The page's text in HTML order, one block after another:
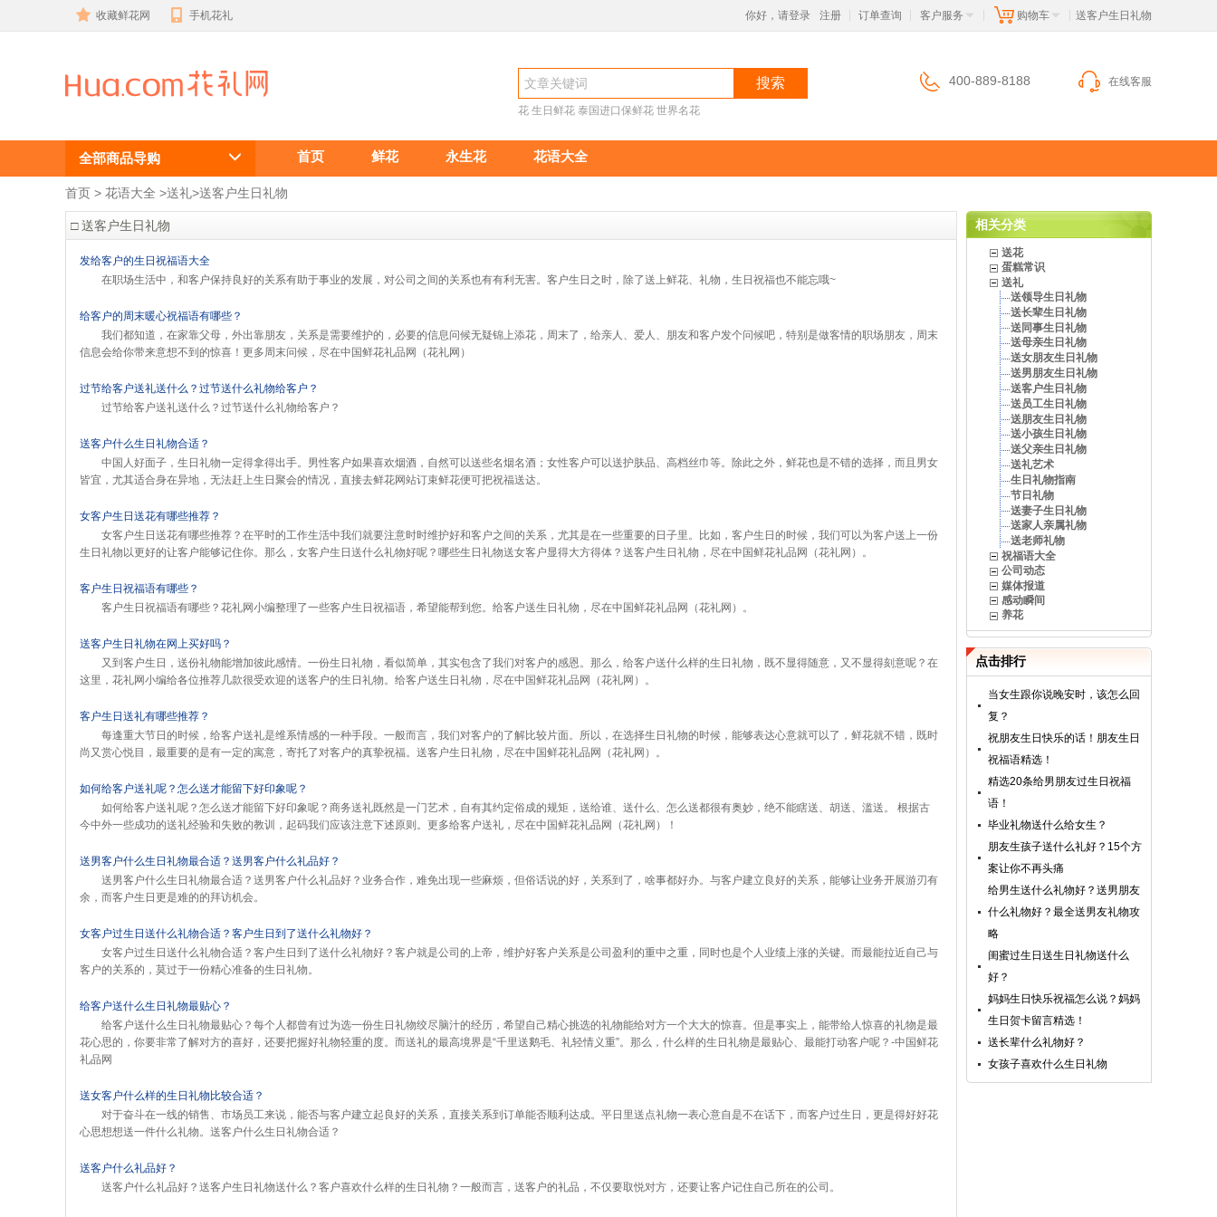
收藏鲜花网 手机花礼 你好，请登录 注册 订单查询 客户服务 购物车 送客户生日礼物
送客户生日礼
物
搜索
花 生日鲜花 泰国进口保鲜花 世界名花
400-889-8188 在线客服
全部商品导购 首页 鲜花 永生花 花语大全
首页 > 花语大全 >送礼>送客户生日礼物
□ 送客户生日礼物
发给客户的生日祝福语大全
在职场生活中，和客户保持良好的关系有助于事业的发展，对公司之间的关系也有有利无害。客户生日之时，除了送上鲜花、礼物，生日祝福也不能忘哦~
给客户的周末暖心祝福语有哪些？
我们都知道，在家靠父母，外出靠朋友，关系是需要维护的，必要的信息问候无疑锦上添花，周末了，给亲人、爱人、朋友和客户发个问候吧，特别是做客情的职场朋友，周末
信息会给你带来意想不到的惊喜！更多周末问候，尽在中国鲜花礼品网（花礼网）
过节给客户送礼送什么？过节送什么礼物给客户？
过节给客户送礼送什么？过节送什么礼物给客户？
送客户什么生日礼物合适？
中国人好面子，生日礼物一定得拿得出手。男性客户如果喜欢烟酒，自然可以送些名烟名酒；女性客户可以送护肤品、高档丝巾等。除此之外，鲜花也是不错的选择，而且男女
皆宜，尤其适合身在异地，无法赶上生日聚会的情况，直接去鲜花网站订束鲜花便可把祝福送达。
女客户生日送花有哪些推荐？
女客户生日送花有哪些推荐？在平时的工作生活中我们就要注意时时维护好和客户之间的关系，尤其是在一些重要的日子里。比如，客户生日的时候，我们可以为客户送上一份
生日礼物以更好的让客户能够记住你。那么，女客户生日送什么礼物好呢？哪些生日礼物送女客户显得大方得体？送客户生日礼物，尽在中国鲜花礼品网（花礼网）。
客户生日祝福语有哪些？
客户生日祝福语有哪些？花礼网小编整理了一些客户生日祝福语，希望能帮到您。给客户送生日礼物，尽在中国鲜花礼品网（花礼网）。
送客户生日礼物在网上买好吗？
又到客户生日，送份礼物能增加彼此感情。一份生日礼物，看似简单，其实包含了我们对客户的感恩。那么，给客户送什么样的生日礼物，既不显得随意，又不显得刻意呢？在
这里，花礼网小编给各位推荐几款很受欢迎的送客户的生日礼物。给客户送生日礼物，尽在中国鲜花礼品网（花礼网）。
客户生日送礼有哪些推荐？
每逢重大节日的时候，给客户送礼是维系情感的一种手段。一般而言，我们对客户的了解比较片面。所以，在选择生日礼物的时候，能够表达心意就可以了，鲜花就不错，既时
尚又赏心悦目，最重要的是有一定的寓意，寄托了对客户的真挚祝福。送客户生日礼物，尽在中国鲜花礼品网（花礼网）。
如何给客户送礼呢？怎么送才能留下好印象呢？
如何给客户送礼呢？怎么送才能留下好印象呢？商务送礼既然是一门艺术，自有其约定俗成的规矩，送给谁、送什么、怎么送都很有奥妙，绝不能瞎送、胡送、滥送。 根据古
今中外一些成功的送礼经验和失败的教训，起码我们应该注意下述原则。更多给客户送礼，尽在中国鲜花礼品网（花礼网）！
送男客户什么生日礼物最合适？送男客户什么礼品好？
送男客户什么生日礼物最合适？送男客户什么礼品好？业务合作，难免出现一些麻烦，但俗话说的好，关系到了，啥事都好办。与客户建立良好的关系，能够让业务开展游刃有
余，而客户生日更是难的的拜访机会。
女客户过生日送什么礼物合适？客户生日到了送什么礼物好？
女客户过生日送什么礼物合适？客户生日到了送什么礼物好？客户就是公司的上帝，维护好客户关系是公司盈利的重中之重，同时也是个人业绩上涨的关键。而最能拉近自己与
客户的关系的，莫过于一份精心准备的生日礼物。
给客户送什么生日礼物最贴心？
给客户送什么生日礼物最贴心？每个人都曾有过为选一份生日礼物绞尽脑汁的经历，希望自己精心挑选的礼物能给对方一个大大的惊喜。但是事实上，能带给人惊喜的礼物是最
花心思的，你要非常了解对方的喜好，还要把握好礼物轻重的度。而送礼的最高境界是“千里送鹅毛、礼轻情义重”。那么，什么样的生日礼物是最贴心、最能打动客户呢？-中国鲜花
礼品网
送女客户什么样的生日礼物比较合适？
对于奋斗在一线的销售、市场员工来说，能否与客户建立起良好的关系，直接关系到订单能否顺利达成。平日里送点礼物一表心意自是不在话下，而客户过生日，更是得好好花
心思想想送一件什么礼物。送客户什么生日礼物合适？
送客户什么礼品好？
送客户什么礼品好？送客户生日礼物送什么？客户喜欢什么样的生日礼物？一般而言，送客户的礼品，不仅要取悦对方，还要让客户记住自己所在的公司。
相关分类
送花
蛋糕常识
送礼
送领导生日礼物
送长辈生日礼物
送同事生日礼物
送母亲生日礼物
送女朋友生日礼物
送男朋友生日礼物
送客户生日礼物
送员工生日礼物
送朋友生日礼物
送小孩生日礼物
送父亲生日礼物
送礼艺术
生日礼物指南
节日礼物
送妻子生日礼物
送家人亲属礼物
送老师礼物
祝福语大全
公司动态
媒体报道
感动瞬间
养花
点击排行
当女生跟你说晚安时，该怎么回
复？
祝朋友生日快乐的话！朋友生日
祝福语精选！
精选20条给男朋友过生日祝福
语！
毕业礼物送什么给女生？
朋友生孩子送什么礼好？15个方
案让你不再头痛
给男生送什么礼物好？送男朋友
什么礼物好？最全送男友礼物攻
略
闺蜜过生日送生日礼物送什么
好？
妈妈生日快乐祝福怎么说？妈妈
生日贺卡留言精选！
送长辈什么礼物好？
女孩子喜欢什么生日礼物